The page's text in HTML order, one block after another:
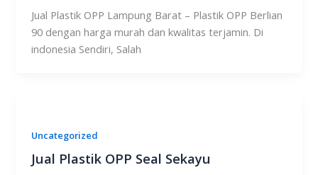
Jual Plastik OPP Lampung Barat – Plastik OPP Berlian
90 dengan harga murah dan kwalitas terjamin. Di
indonesia Sendiri, Salah
Uncategorized
Jual Plastik OPP Seal Sekayu